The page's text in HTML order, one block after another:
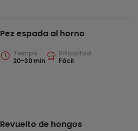
Pez espada al horno
Tiempo
20-30 min
Dificultad
Fácil
Revuelto de hongos